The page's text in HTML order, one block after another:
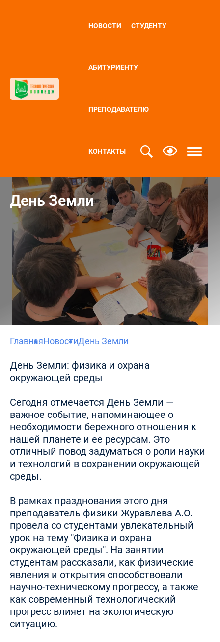
НОВОСТИ СТУДЕНТУ
АБИТУРИЕНТУ
ПРЕПОДАВАТЕЛЮ
КОНТАКТЫ
День Земли
ГлавнаяНовостиДень Земли
День Земли: физика и охрана
окружающей среды
Сегодня отмечается День Земли —
важное событие, напоминающее о
необходимости бережного отношения к
нашей планете и ее ресурсам. Это
отличный повод задуматься о роли науки
и технологий в сохранении окружающей
среды.
В рамках празднования этого дня
преподаватель физики Журавлева А.О.
провела со студентами увлекательный
урок на тему "Физика и охрана
окружающей среды". На занятии
студентам рассказали, как физические
явления и открытия способствовали
научно-техническому прогрессу, а также
как современный технологический
прогресс влияет на экологическую
ситуацию.